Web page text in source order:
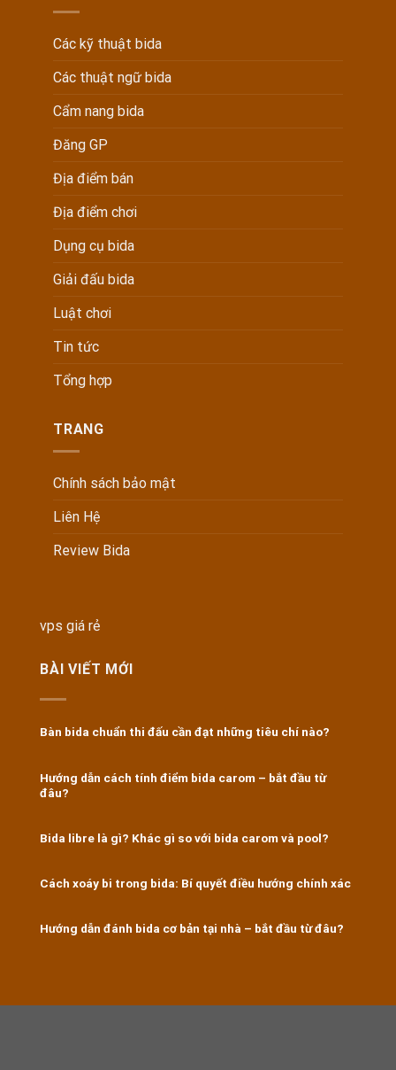
Các kỹ thuật bida
Các thuật ngữ bida
Cẩm nang bida
Đăng GP
Địa điểm bán
Địa điểm chơi
Dụng cụ bida
Giải đấu bida
Luật chơi
Tin tức
Tổng hợp
TRANG
Chính sách bảo mật
Liên Hệ
Review Bida
vps giá rẻ
BÀI VIẾT MỚI
Bàn bida chuẩn thi đấu cần đạt những tiêu chí nào?
Hướng dẫn cách tính điểm bida carom – bắt đầu từ
đâu?
Bida libre là gì? Khác gì so với bida carom và pool?
Cách xoáy bi trong bida: Bí quyết điều hướng chính xác
Hướng dẫn đánh bida cơ bản tại nhà – bắt đầu từ đâu?